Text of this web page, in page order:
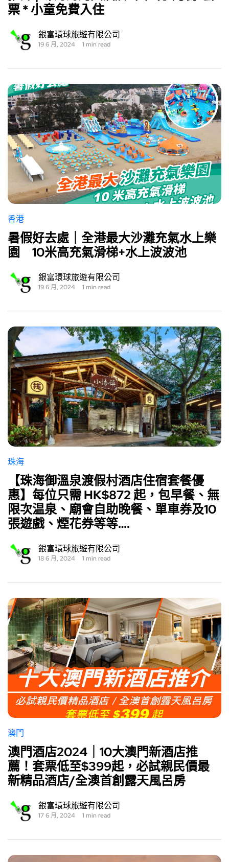
票 * 小童免費入住
銀富環球旅遊有限公司
19 6 月, 2024 1 min read
香港
暑假好去處｜全港最大沙灘充氣水上樂
園 10米高充氣滑梯+水上波波池
銀富環球旅遊有限公司
19 6 月, 2024 1 min read
珠海
【珠海御溫泉渡假村酒店住宿套餐優
惠】每位只需 HK$872 起，包早餐、無
限次温泉、廟會自助晚餐、單車券及10
張遊戲、煙花券等等….
銀富環球旅遊有限公司
18 6 月, 2024 1 min read
澳門
澳門酒店2024｜10大澳門新酒店推
薦！套票低至$399起，必試親民價最
新精品酒店/全澳首創露天風呂房
銀富環球旅遊有限公司
17 6 月, 2024 1 min read